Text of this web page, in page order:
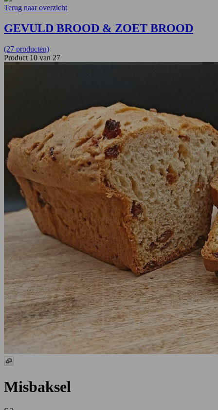
Terug naar overzicht
GEVULD BROOD & ZOET BROOD
(27 producten)
Product 10 van 27
Misbaksel